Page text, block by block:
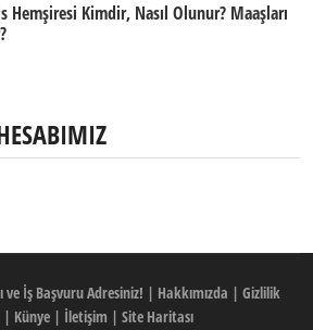
Hemşiresi Kimdir, Nasıl Olunur? Maaşları
ve İş Başvuru Adresiniz! | Hakkımızda | Gizlilik
| Künye | İletişim | Site Haritası